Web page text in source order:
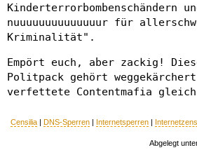
Kinderterrorbombenschändern
nuuuuuuuuuuuuuur für
Kriminalität".
Empört euch, aber zackig!
Politpack gehört
verfettete Contentmafia
Censilia | DNS-Sperren | Internetsperren |
Abgelegt